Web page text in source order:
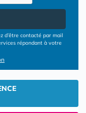
d’être contacté par mail
répondant à votre